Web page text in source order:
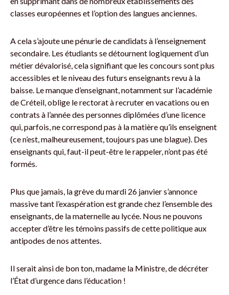
classes européennes et l’option des langues anciennes.
A cela s’ajoute une pénurie de candidats à l’enseignement
secondaire. Les étudiants se détournent logiquement d’un
métier dévalorisé, cela signifiant que les concours sont plus
accessibles et le niveau des futurs enseignants revu à la
baisse. Le manque d’enseignant, notamment sur l’académie
de Créteil, oblige le rectorat à recruter en vacations ou en
contrats à l’année des personnes diplômées d’une licence
qui, parfois, ne correspond pas à la matière qu’ils enseignent
(ce n’est, malheureusement, toujours pas une blague). Des
enseignants qui, faut-il peut-être le rappeler, n’ont pas été
formés.
Plus que jamais, la grève du mardi 26 janvier s’annonce
massive tant l’exaspération est grande chez l’ensemble des
enseignants, de la maternelle au lycée. Nous ne pouvons
accepter d’être les témoins passifs de cette politique aux
antipodes de nos attentes.
Il serait ainsi de bon ton, madame la Ministre, de décréter
l’État d’urgence dans l’éducation !